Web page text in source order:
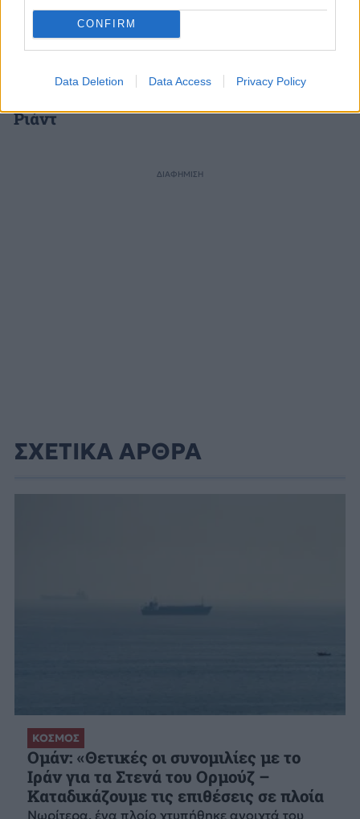
CONFIRM
Data Deletion Data Access Privacy Policy
Patriot στη Σαουδική
Αραβία: Κάθε μήνα
ελληνική παρουσία –
Ριάντ
επανδρωμένα
ΔΙΑΦΗΜΙΣΗ
ΣΧΕΤΙΚΑ ΑΡΘΡΑ
ΚΟΣΜΟΣ
Ομάν: «Θετικές οι συνομιλίες με το
Ιράν για τα Στενά του Ορμούζ –
Καταδικάζουμε τις επιθέσεις σε πλοία
Νωρίτερα, ένα πλοίο χτυπήθηκε ανοιχτά του